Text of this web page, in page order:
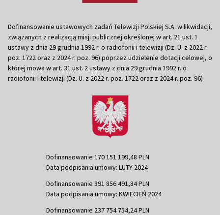
Dofinansowanie ustawowych zadań Telewizji Polskiej S.A. w likwidacji,
związanych z realizacją misji publicznej określonej w art. 21 ust. 1
ustawy z dnia 29 grudnia 1992 r. o radiofonii i telewizji (Dz. U. z 2022 r.
poz. 1722 oraz z 2024 r. poz. 96) poprzez udzielenie dotacji celowej, o
której mowa w art. 31 ust. 2 ustawy z dnia 29 grudnia 1992 r. o
radiofonii i telewizji (Dz. U. z 2022 r. poz. 1722 oraz z 2024 r. poz. 96)
Dofinansowanie 170 151 199,48 PLN
Data podpisania umowy: LUTY 2024
Dofinansowanie 391 856 491,84 PLN
Data podpisania umowy: KWIECIEŃ 2024
Dofinansowanie 237 754 754,24 PLN